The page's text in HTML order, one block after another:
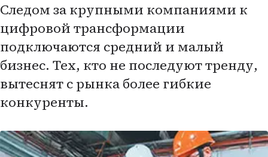
Следом за крупными компаниями к
цифровой трансформации
подключаются средний и малый
бизнес. Тех, кто не последуют тренду,
вытеснят с рынка более гибкие
конкуренты.